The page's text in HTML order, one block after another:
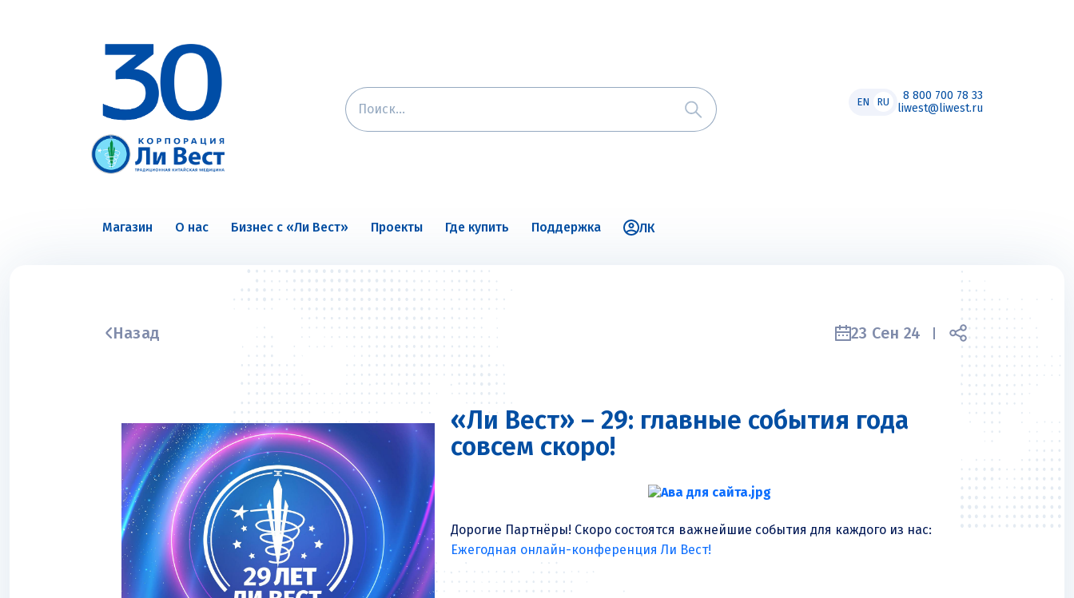
EN RU
8 800 700 78 33
liwest@liwest.ru
Магазин О нас Бизнес с «Ли Вест» Проекты Где купить Поддержка ЛК
Назад 23 Сен 24
«Ли Вест» – 29: главные события года
совсем скоро!
Дорогие Партнёры! Скоро состоятся важнейшие события для каждого из нас:
Ежегодная онлайн-конференция Ли Вест!